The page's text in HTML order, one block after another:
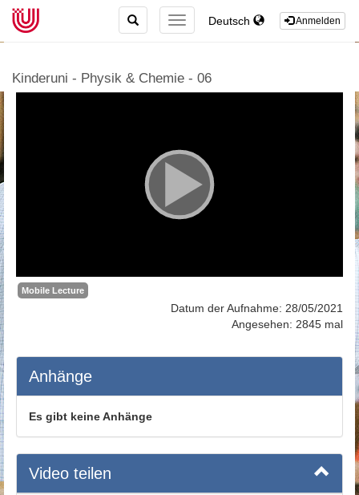
Anmelden
Deutsch
TOGGLE
NAVIGATION
TOGGLE
SEARCH
Kinderuni - Physik & Chemie - 06
Mobile Lecture
Datum der Aufnahme: 28/05/2021
Angesehen: 2845 mal
Anhänge
Es gibt keine Anhänge
Video teilen